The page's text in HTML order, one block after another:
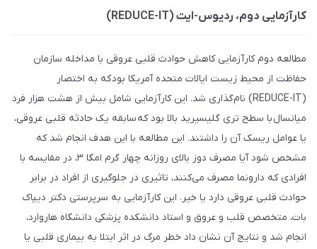
کارآزمایی دوم، ردیوس-ایت (REDUCE-IT)
مطالعه دوم کارآزمایی کاهش حوادث قلبی عروقی با مداخله سازمان
حفاظت از محیط زیست ایالات متحده آمریکا بود که به اختصار
(REDUCE-IT) نام‌گذاری شد. این کارآزمایی شامل بیش از هشت هزار فرد
میانسال با سطح تری ‌گلیسیرید بالا بود که سابقه یک حادثه قلبی عروقی،
یا عوامل ریسک آن را داشتند. این مطالعه با این هدف انجام شد که
مشخص شود آیا مصرف دوز بالای روزانه چهار گرم امگا ۳، در مقایسه با
افرادی که دارونما مصرف می‌کنند، تاثیری در جلوگیری از افراد در برابر
حوادث قلبی عروقی دارد یا خیر. این کارآزمایی به سرپرستی دکتر دیپاک
بات، متخصص قلب و عروق و استاد دانشکده پزشکی دانشگاه هاروارد،
انجام شد و نتایج آن نشان داد خطر مرگ در اثر ابتلا به بیماری قلبی یا